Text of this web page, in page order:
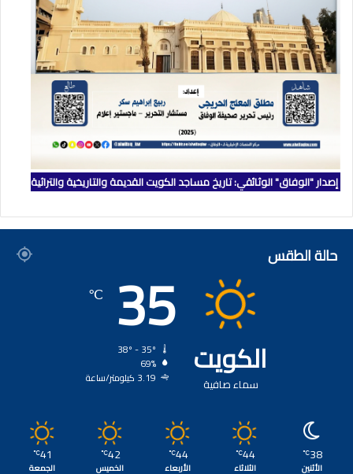
إصدار "الوفاق" الوثائقي: تاريخ مساجد الكويت القديمة والتاريخية والتراثية
حالة الطقس
الكويت
سماء صافية
35
℃
69%
3.19 كيلومتر/ساعة
38
℃
الأثنين
44
℃
الثلاثاء
44
℃
الأربعاء
42
℃
الخميس
41
℃
الجمعة